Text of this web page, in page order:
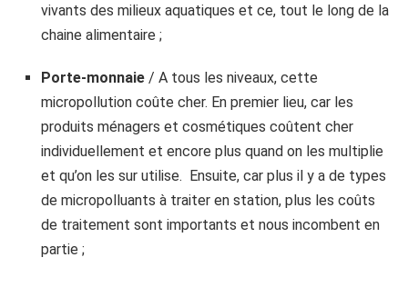
vivants des milieux aquatiques et ce, tout le long de la
chaine alimentaire ;
Porte-monnaie / A tous les niveaux, cette
micropollution coûte cher. En premier lieu, car les
produits ménagers et cosmétiques coûtent cher
individuellement et encore plus quand on les multiplie
et qu’on les sur utilise. Ensuite, car plus il y a de types
de micropolluants à traiter en station, plus les coûts
de traitement sont importants et nous incombent en
partie ;